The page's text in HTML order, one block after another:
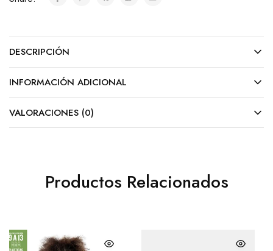
DESCRIPCIÓN
INFORMACIÓN ADICIONAL
VALORACIONES (0)
Productos Relacionados